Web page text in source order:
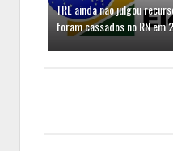
TRE ainda não julgou
foram cassados no RN em